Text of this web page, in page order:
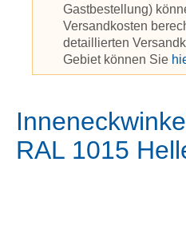
Gastbestellung)
Versandkosten
detaillierten
Gebiet können Sie
RAL 1015